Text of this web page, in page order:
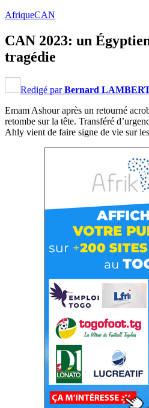
AfriqueCAN
CAN 2023: un
tragédie
Redigé parBernard
Emam Ashour après un retourné
retombe sur la tête. Transféré
Ahly vient de faire signe de vie sur